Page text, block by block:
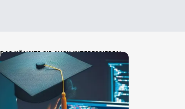
DAS KÖNNTE SIE AUCH INTERESSIEREN: